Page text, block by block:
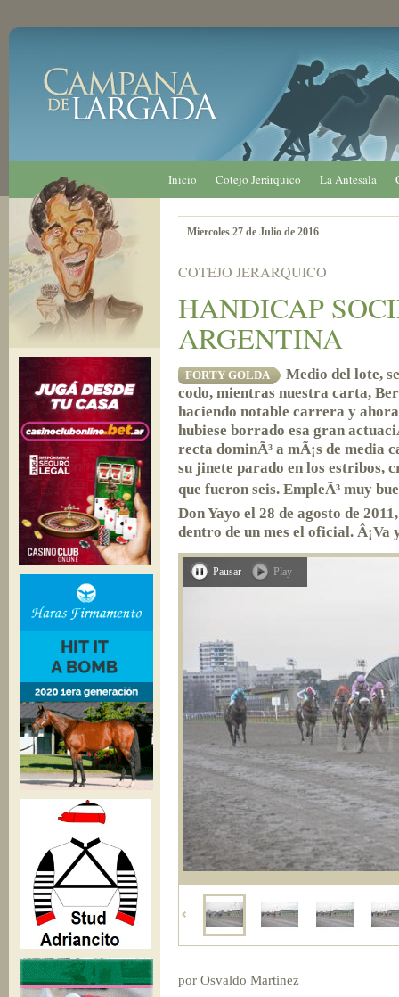
Inicio Cotejo Jerárquico La Antesala
Miercoles 27 de Julio de 2016
COTEJO JERARQUICO
HANDICAP
ARGENTINA
FORTY GOLDA
Medio del lote,
codo, mientras nuestra carta,
haciendo notable carrera y
hubiese borrado esa gran
recta dominÃ³ a mÃ¡s de media
su jinete parado en los estribos,
que fueron seis. EmpleÃ³ muy
Don Yayo el 28 de agosto de
dentro de un mes el oficial. Â¡Va
Pausar Play
por Osvaldo Martinez